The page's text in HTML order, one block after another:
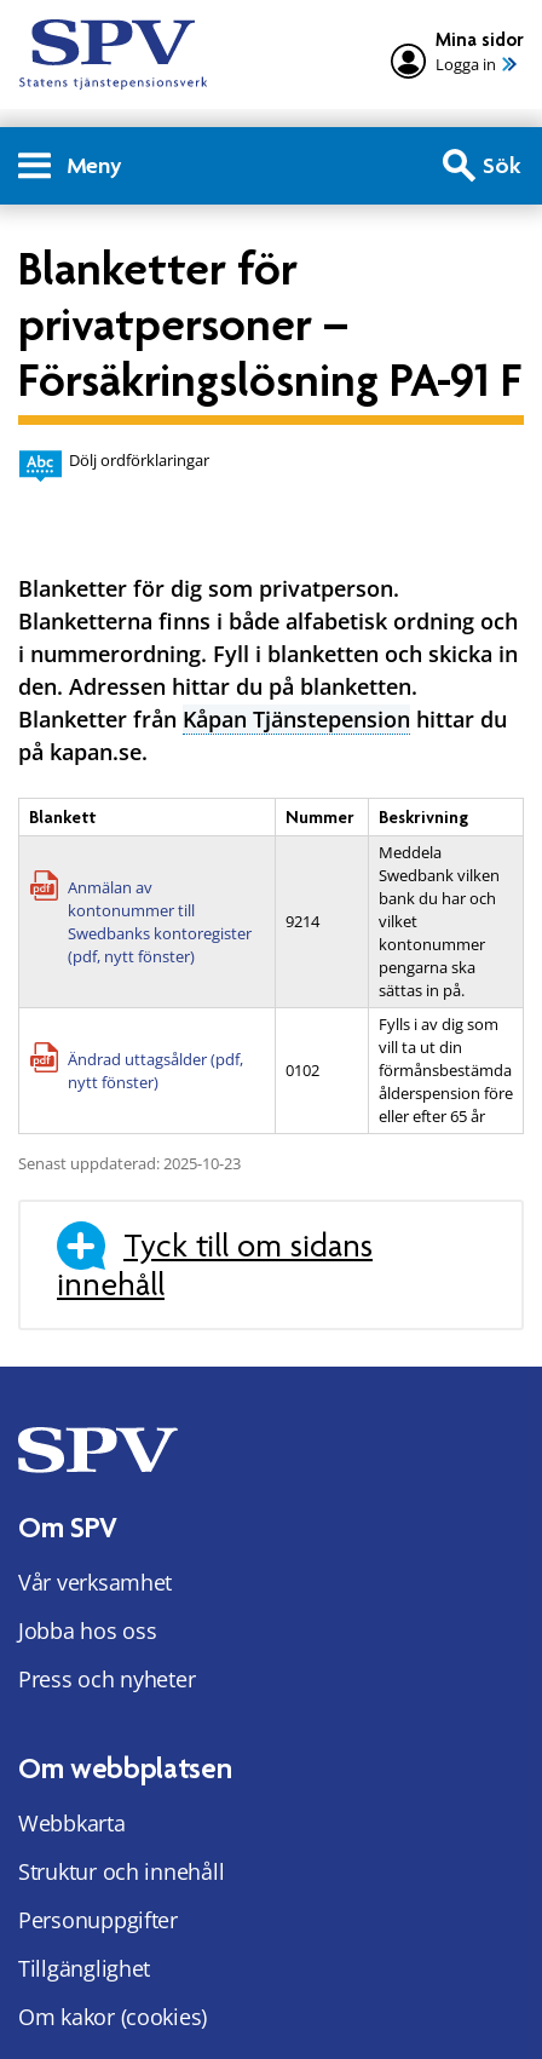
Mina sidor
Logga in
Meny Sök
Blanketter för
privatpersoner –
Försäkringslösning PA-91 F
Dölj ordförklaringar
Blanketter för dig som privatperson.
Blanketterna finns i både alfabetisk ordning och
i nummerordning. Fyll i blanketten och skicka in
den. Adressen hittar du på blanketten.
Blanketter från Kåpan Tjänstepension hittar du
på kapan.se.
Blankett Nummer Beskrivning
Anmälan av
kontonummer till
Swedbanks kontoregister
(pdf, nytt fönster)
9214
Meddela
Swedbank vilken
bank du har och
vilket
kontonummer
pengarna ska
sättas in på.
Ändrad uttagsålder (pdf,
nytt fönster)
0102
Fylls i av dig som
vill ta ut din
förmånsbestämda
ålderspension före
eller efter 65 år
Senast uppdaterad: 2025-10-23
Tyck till om sidans
innehåll
Om SPV
Vår verksamhet
Jobba hos oss
Press och nyheter
Om webbplatsen
Webbkarta
Struktur och innehåll
Personuppgifter
Tillgänglighet
Om kakor (cookies)